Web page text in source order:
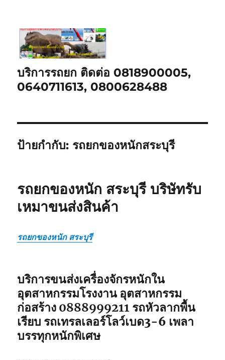
บริการรถยก ติดต่อ 0818900005,
0640711613, 0800628488
ป้ายกำกับ: รถยกของหนักสระบุรี
รถยกของหนัก สระบุรี บริษัทรับ
เหมาขนส่งสินค้า
รถยกของหนัก สระบุรี
บริการขนส่งเครื่องจักรหนักใน
อุตสาหกรรมโรงงาน อุตสาหกรรม
ก่อสร้าง 0888999211 รถหัวลากพื้น
เรียบ รถเทรลเลอร์โลว์เบด3-6 เพลา
บรรทุกหนักพิเศษ